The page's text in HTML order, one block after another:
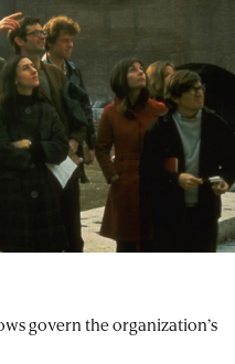
govern the organization’s